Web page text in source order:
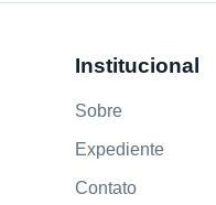
Institucional
Sobre
Expediente
Contato